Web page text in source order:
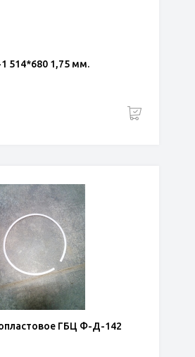
514*680 1,75 мм.
ГБЦ Ф-Д-142